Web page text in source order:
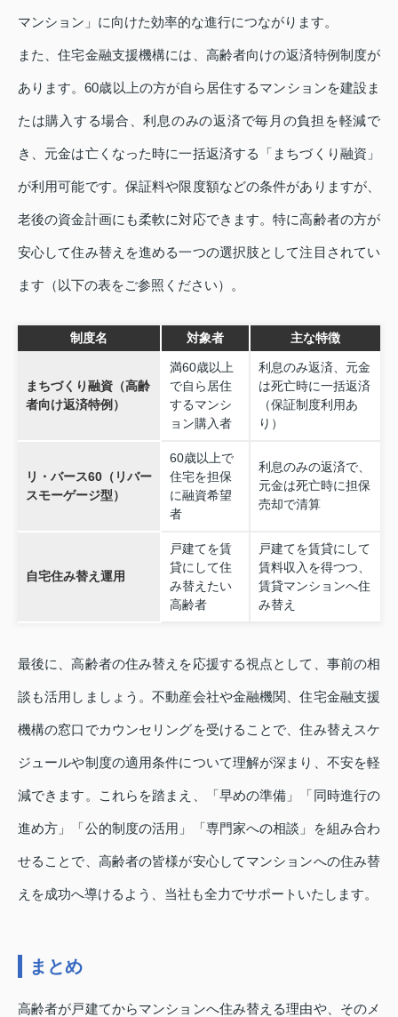
マンション」に向けた効率的な進行につながります。
また、住宅金融支援機構には、高齢者向けの返済特例制度が
あります。60歳以上の方が自ら居住するマンションを建設ま
たは購入する場合、利息のみの返済で毎月の負担を軽減で
き、元金は亡くなった時に一括返済する「まちづくり融資」
が利用可能です。保証料や限度額などの条件がありますが、
老後の資金計画にも柔軟に対応できます。特に高齢者の方が
安心して住み替えを進める一つの選択肢として注目されてい
ます（以下の表をご参照ください）。
制度名 対象者 主な特徴
まちづくり融資（高齢
者向け返済特例）
満60歳以上
で自ら居住
するマンシ
ョン購入者
利息のみ返済、元金
は死亡時に一括返済
（保証制度利用あ
り）
リ・バース60（リバー
スモーゲージ型）
60歳以上で
住宅を担保
に融資希望
者
利息のみの返済で、
元金は死亡時に担保
売却で清算
自宅住み替え運用
戸建てを賃
貸にして住
み替えたい
高齢者
戸建てを賃貸にして
賃料収入を得つつ、
賃貸マンションへ住
み替え
最後に、高齢者の住み替えを応援する視点として、事前の相
談も活用しましょう。不動産会社や金融機関、住宅金融支援
機構の窓口でカウンセリングを受けることで、住み替えスケ
ジュールや制度の適用条件について理解が深まり、不安を軽
減できます。これらを踏まえ、「早めの準備」「同時進行の
進め方」「公的制度の活用」「専門家への相談」を組み合わ
せることで、高齢者の皆様が安心してマンションへの住み替
えを成功へ導けるよう、当社も全力でサポートいたします。
まとめ
高齢者が戸建てからマンションへ住み替える理由や、そのメ